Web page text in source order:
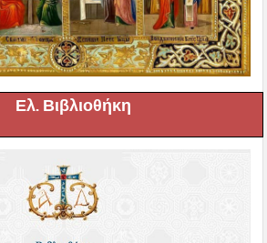
Ελ. Βιβλιοθήκη